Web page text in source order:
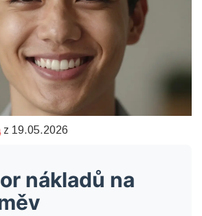
z 19.05.2026
nákladů na